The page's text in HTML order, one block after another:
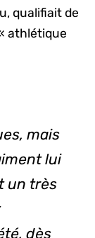
qualifiait de
athlétique
mais
lui
un très
dès